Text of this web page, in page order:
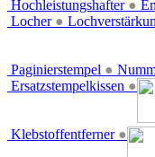
Hochleistungshafter ●
Locher ●
Paginierstempel ●
Ersatzstempelkissen ●
Klebstoffentferner ●